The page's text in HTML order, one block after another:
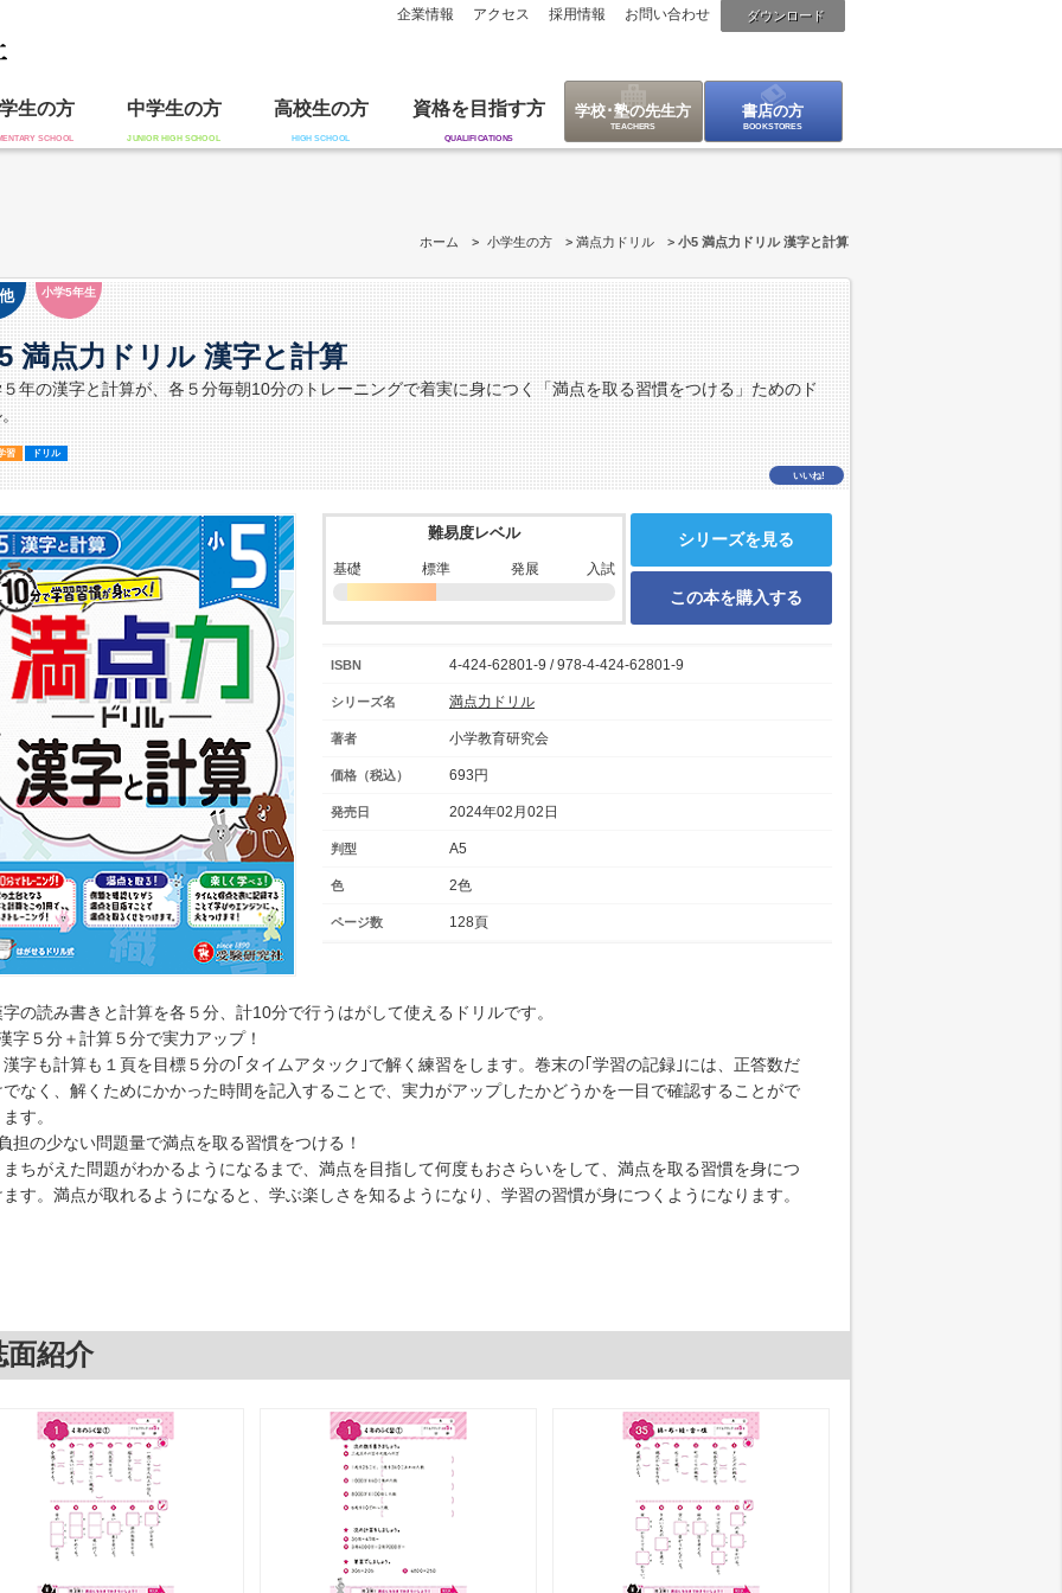
ダウンロード
企業情報 アクセス 採用情報 お問い合わせ
生の方 中学生の方 高校生の方 資格を目指す方 学校･塾の先生方 書店の方
ホーム 小学生の方 満点力ドリル 小5 満点力ドリル 漢字と計算
小学5年生
満点力ドリル 漢字と計算
年の漢字と計算が、各５分毎朝10分のトレーニングで着実に身につく「満点を取る習慣をつける」ためのド
習 ドリル
いいね!
難易度レベル
基礎 標準 発展 入試
シリーズを見る
この本を購入する
ISBN 4-424-62801-9 / 978-4-424-62801-9
シリーズ名 満点力ドリル
著者 小学教育研究会
価格（税込） 693円
発売日 2024年02月02日
判型 A5
色 2色
ページ数 128頁
字の読み書きと計算を各５分、計10分で行うはがして使えるドリルです。
字５分＋計算５分で実力アップ！
字も計算も１頁を目標５分の｢タイムアタック｣で解く練習をします。巻末の｢学習の記録｣には、正答数だ
でなく、解くためにかかった時間を記入することで、実力がアップしたかどうかを一目で確認することがで
す。
担の少ない問題量で満点を取る習慣をつける！
ちがえた問題がわかるようになるまで、満点を目指して何度もおさらいをして、満点を取る習慣を身につ
ます。満点が取れるようになると、学ぶ楽しさを知るようになり、学習の習慣が身につくようになります。
面紹介